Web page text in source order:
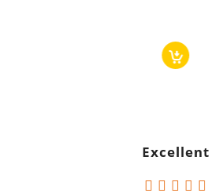
Excellent